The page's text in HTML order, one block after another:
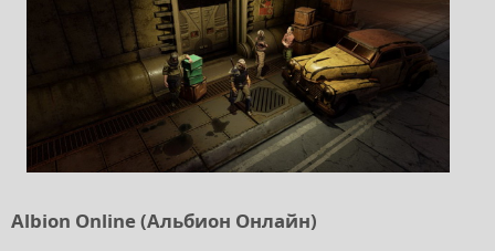
Albion Online (Альбион Онлайн)